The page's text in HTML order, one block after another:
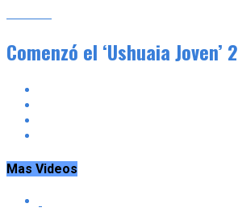
Comenzó el ‘Ushuaia Joven’
Mas Videos